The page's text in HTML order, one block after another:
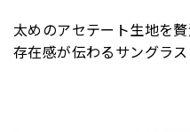
太めのアセテート生地を
存在感が伝わるサングラス